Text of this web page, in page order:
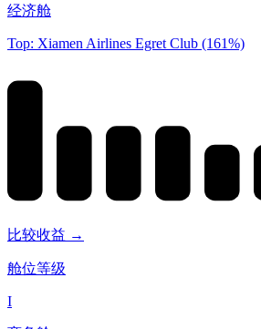
经济舱
Top: Xiamen Airlines Egret Club (161%)
比较收益 →
舱位等级
I